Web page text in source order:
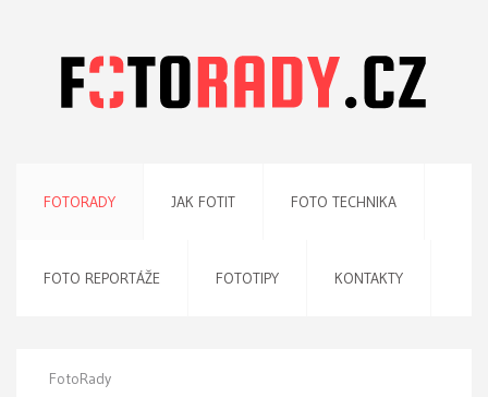
FOTORADY JAK FOTIT FOTO TECHNIKA
FOTO REPORTÁŽE FOTOTIPY KONTAKTY
FotoRady